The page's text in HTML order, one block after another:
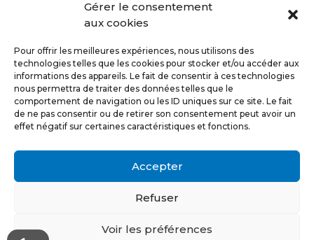
Gérer le consentement
aux cookies
Pour offrir les meilleures expériences, nous utilisons des
technologies telles que les cookies pour stocker et/ou accéder aux
informations des appareils. Le fait de consentir à ces technologies
nous permettra de traiter des données telles que le
comportement de navigation ou les ID uniques sur ce site. Le fait
de ne pas consentir ou de retirer son consentement peut avoir un
effet négatif sur certaines caractéristiques et fonctions.
Accepter
Refuser
Voir les préférences
albi@degriffmicro.com
16 Avenue de Garban 81990 Puygouzon
Suivez-nous
CONTACTEZ-NOUS
Conception et réalisation par l’agence web A New Story
Copyright © @lbi Degriff Micro